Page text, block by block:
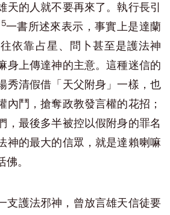
天的人就不要再來了。執行長引
5一書所述來表示，事實上是達蘭
依靠占星、問卜甚至是護法神
身上傳達神的主意。這種迷信的
秀清假借「天父附身」一樣，也
內鬥，搶奪政教發言權的花招；
，最後多半被控以假附身的罪名
神的最大的信眾，就是達賴喇嘛
。
支護法邪神，曾放言雄天信徒要